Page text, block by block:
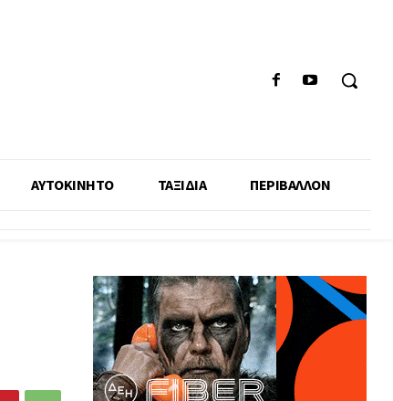
ΑΥΤΟΚΙΝΗΤΟ ΤΑΞΙΔΙΑ ΠΕΡΙΒΑΛΛΟΝ